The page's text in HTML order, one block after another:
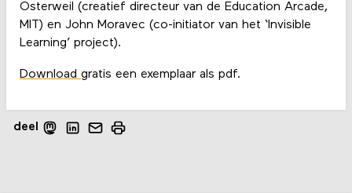
Osterweil (creatief directeur van de Education Arcade,
MIT) en John Moravec (co-initiator van het ‘Invisible
Learning’ project).
Download gratis een exemplaar als pdf.
deel